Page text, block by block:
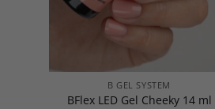
B GEL SYSTEM
BFlex LED Gel Cheeky 14 ml